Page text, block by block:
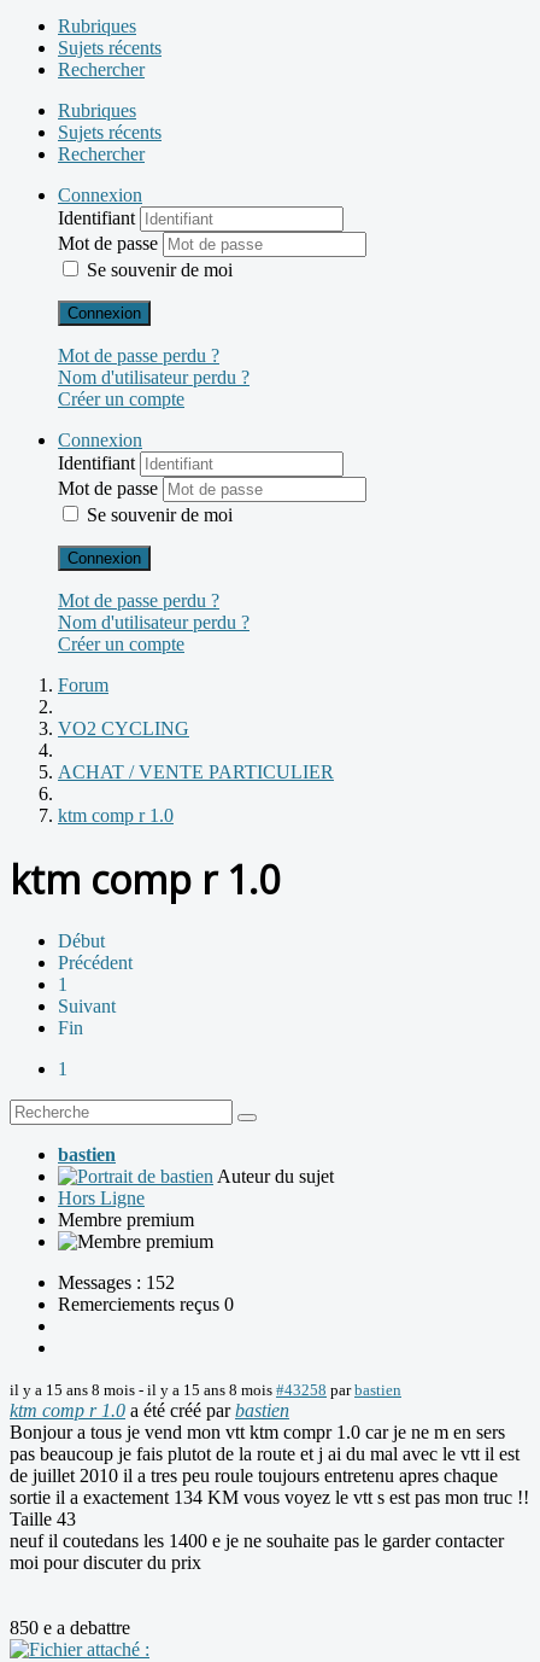
Rubriques
Sujets récents
Rechercher
Rubriques
Sujets récents
Rechercher
Connexion
Identifiant
Mot de passe
Se souvenir de moi
Connexion
Mot de passe perdu ?
Nom d'utilisateur perdu ?
Créer un compte
Connexion
Identifiant
Mot de passe
Se souvenir de moi
Connexion
Mot de passe perdu ?
Nom d'utilisateur perdu ?
Créer un compte
Forum
VO2 CYCLING
ACHAT / VENTE PARTICULIER
ktm comp r 1.0
ktm comp r 1.0
Début
Précédent
1
Suivant
Fin
1
bastien
Auteur du sujet
Hors Ligne
Membre premium
Messages : 152
Remerciements reçus 0
il y a 15 ans 8 mois - il y a 15 ans 8 mois #43258 parbastien
ktm comp r 1.0 a été créé parbastien
Bonjour a tous je vend mon vtt ktm compr 1.0 car je ne m en sers
pas beaucoup je fais plutot de la route et j ai du mal avec le vtt il est
de juillet 2010 il a tres peu roule toujours entretenu apres chaque
sortie il a exactement 134 KM vous voyez le vtt s est pas mon truc !!
Taille 43
neuf il coutedans les 1400 e je ne souhaite pas le garder contacter
moi pour discuter du prix
850 e a debattre